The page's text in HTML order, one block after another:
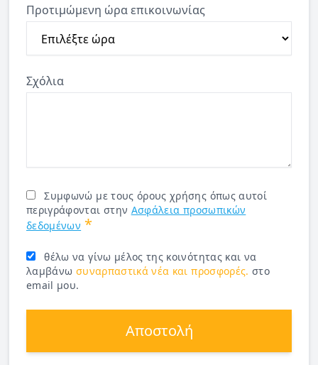
Προτιμώμενη ώρα επικοινωνίας
Σχόλια
Συμφωνώ με τους όρους χρήσης όπως αυτοί
περιγράφονται στην Ασφάλεια προσωπικών
δεδομένων *
θέλω να γίνω μέλος της κοινότητας και να
λαμβάνω συναρπαστικά νέα και προσφορές. στο
email μου.
Αποστολή